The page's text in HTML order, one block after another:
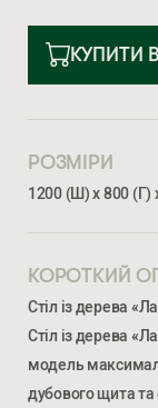
КУПИТИ
РОЗМІРИ
1200 (Ш) х 800 (Г)
КОРОТКИЙ
Стіл із дерева
Стіл із дерева
модель
дубового щита та